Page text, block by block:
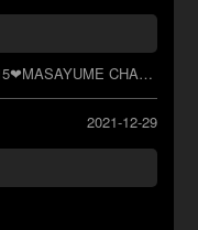
CHASING o(*≧▽≦)ツ
2021-12-29